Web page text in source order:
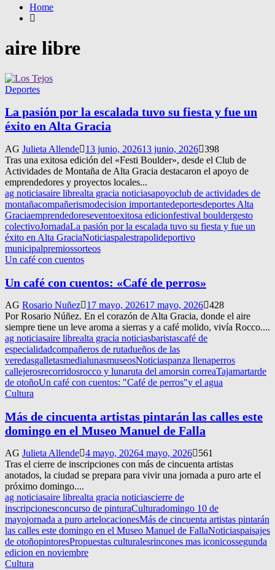
Home
aire libre
Deportes
La pasión por la escalada tuvo su fiesta y fue un
éxito en Alta Gracia
AG Julieta Allende 13 junio, 202613 junio, 2026 398
Tras una exitosa edición del «Festi Boulder», desde el Club de
Actividades de Montaña de Alta Gracia destacaron el apoyo de
emprendedores y proyectos locales...
ag noticiasaire librealta gracia noticiasapoyoclub de actividades de
montañacompañerismodecision importantedeportesdeportes Alta
Graciaemprendedoreseventoexitosa edicionfestival bouldergesto
colectivoJornadaLa pasión por la escalada tuvo su fiesta y fue un
éxito en Alta GraciaNoticiaspalestrapolideportivo
municipalpremiossorteos
Un café con cuentos
Un café con cuentos: «Café de perros»
AG Rosario Nuñez 17 mayo, 202617 mayo, 2026 428
Por Rosario Núñez. En el corazón de Alta Gracia, donde el aire
siempre tiene un leve aroma a sierras y a café molido, vivía Rocco....
ag noticiasaire librealta gracia noticiasbaristascafé de
especialidadcompañeros de rutadueños de las
veredasgalletasmedialunasmuseosNoticiaspanza llenaperros
callejerosrecorridosrocco y lunaruta del amorsin correaTajamartarde
de otoñoUn café con cuentos: "Café de perros"y el agua
Cultura
Más de cincuenta artistas pintarán las calles este
domingo en el Museo Manuel de Falla
AG Julieta Allende 4 mayo, 20264 mayo, 2026
561
Tras el cierre de inscripciones con más de cincuenta artistas
anotados, la ciudad se prepara para vivir una jornada a puro arte el
próximo domingo....
ag noticiasaire librealta gracia noticiascierre de
inscripcionesconcurso de pinturaCulturadomingo 10 de
mayojornada a puro artelocacionesMás de cincuenta artistas pintarán
las calles este domingo en el Museo Manuel de FallaNoticiaspaisajes
de otoñopintoresPropuestas culturalesrincones mas iconicossegunda
edicion en noviembre
Cultura